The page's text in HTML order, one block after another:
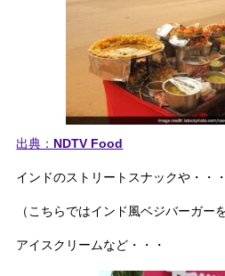
出典：NDTV Food
インドのストリートスナックや・・・
（こちらではインド風ベジバーガー
アイスクリームなど・・・